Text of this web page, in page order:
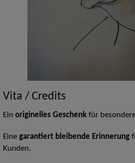
Vita / Credits
Ein originelles Geschenkfür
Eine garantiert bleibende Erinnerung
Kunden.